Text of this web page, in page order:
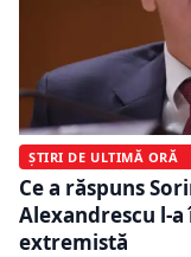
ȘTIRI DE ULTIMĂ ORĂ
Ce a răspuns
Alexandrescu l-
extremistă